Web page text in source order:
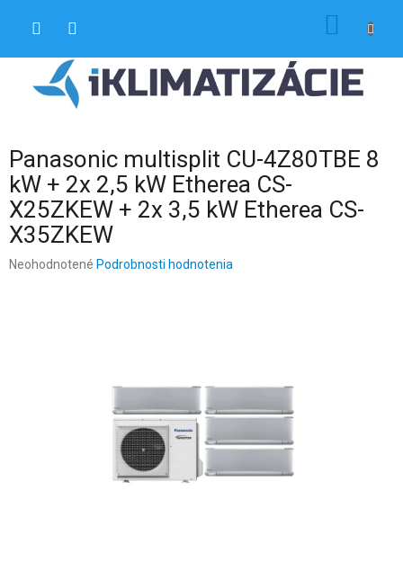
Panasonic multisplit CU-4Z80TBE 8
kW + 2x 2,5 kW Etherea CS-
X25ZKEW + 2x 3,5 kW Etherea CS-
X35ZKEW
Priemerné
Neohodnotené Podrobnosti hodnotenia